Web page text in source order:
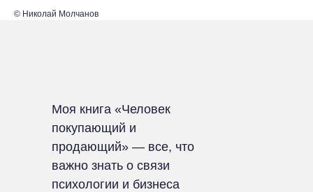
© Николай Молчанов
Моя книга «Человек
покупающий и
продающий» — все, что
важно знать о связи
психологии и бизнеса